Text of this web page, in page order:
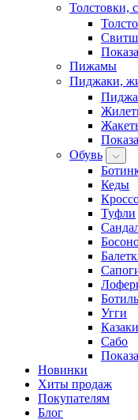
Толстовки,
Пижамы
Пиджаки,
Обувь
Кеды
Туфли
Угги
Казаки
Сабо
Новинки
Хиты продаж
Покупателям
Блог